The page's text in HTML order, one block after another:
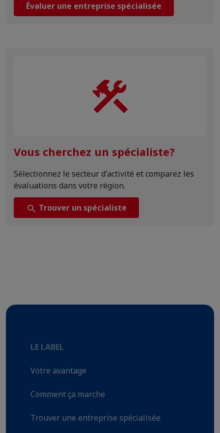
Évaluer une entreprise spécialisée
Vous cherchez un spécialiste?
Sélectionnez le secteur d'activité et comparez les
évaluations dans votre région.
Trouver un spécialiste
LE LABEL
Votre avantage
Comment ça marche
Trouver une entreprise spécialisée